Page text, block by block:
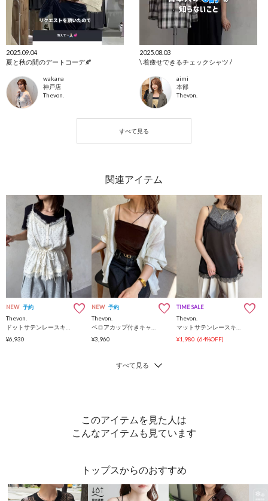
2025.09.04
夏と秋の間のデートコーデ🍂
wakana
神戸店
Thevon.
2025.08.03
\ 着痩せできるチェックシャツ /
aimi
本部
Thevon.
NEW 予約
Thevon.
¥6,930
NEW 予約
Thevon.
¥3,960
TIME SALE
Thevon.
¥1,980 (64%OFF)
このアイテムを見た人は
こんなアイテムも見ています
トップスからのおすすめ